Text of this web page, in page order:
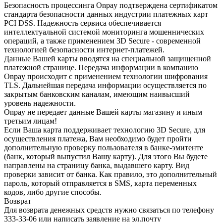
Безопасность процессинга Onpay подтверждена сертификатом
стандарта безопасности данных индустрии платежных карт
PCI DSS. Надежность сервиса обеспечивается
интеллектуальной системой мониторинга мошеннических
операций, а также применением 3D Secure - современной
технологией безопасности интернет-платежей.
Данные Вашей карты вводятся на специальной защищенной
платежной странице. Передача информации в компанию
Onpay происходит с применением технологии шифрования
TLS. Дальнейшая передача информации осуществляется по
закрытым банковским каналам, имеющим наивысший
уровень надежности.
Onpay не передает данные Вашей карты магазину и иным
третьим лицам!
Если Ваша карта поддерживает технологию 3D Secure, для
осуществления платежа, Вам необходимо будет пройти
дополнительную проверку пользователя в банке-эмитенте
(банк, который выпустил Вашу карту). Для этого Вы будете
направлены на страницу банка, выдавшего карту. Вид
проверки зависит от банка. Как правило, это дополнительный
пароль, который отправляется в SMS, карта переменных
кодов, либо другие способы.
Возврат
Для возврата денежных средств нужно связаться по телефону
333-33-06 или написать заявление на эл.почту